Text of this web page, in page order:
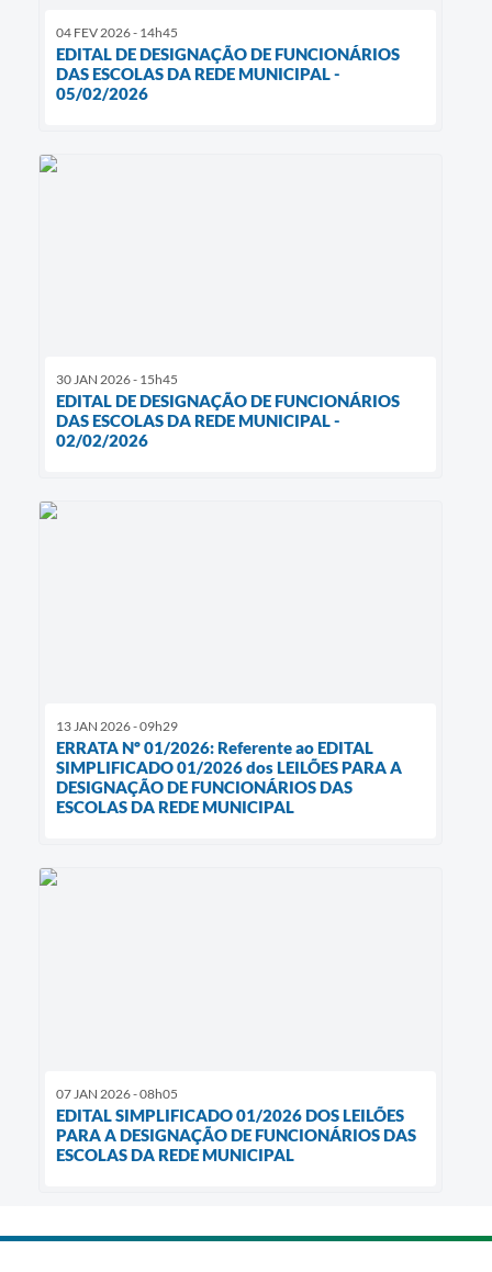
04 FEV 2026 - 14h45
EDITAL DE DESIGNAÇÃO DE FUNCIONÁRIOS
DAS ESCOLAS DA REDE MUNICIPAL -
05/02/2026
30 JAN 2026 - 15h45
EDITAL DE DESIGNAÇÃO DE FUNCIONÁRIOS
DAS ESCOLAS DA REDE MUNICIPAL -
02/02/2026
13 JAN 2026 - 09h29
ERRATA Nº 01/2026: Referente ao EDITAL
SIMPLIFICADO 01/2026 dos LEILÕES PARA A
DESIGNAÇÃO DE FUNCIONÁRIOS DAS
ESCOLAS DA REDE MUNICIPAL
07 JAN 2026 - 08h05
EDITAL SIMPLIFICADO 01/2026 DOS LEILÕES
PARA A DESIGNAÇÃO DE FUNCIONÁRIOS DAS
ESCOLAS DA REDE MUNICIPAL